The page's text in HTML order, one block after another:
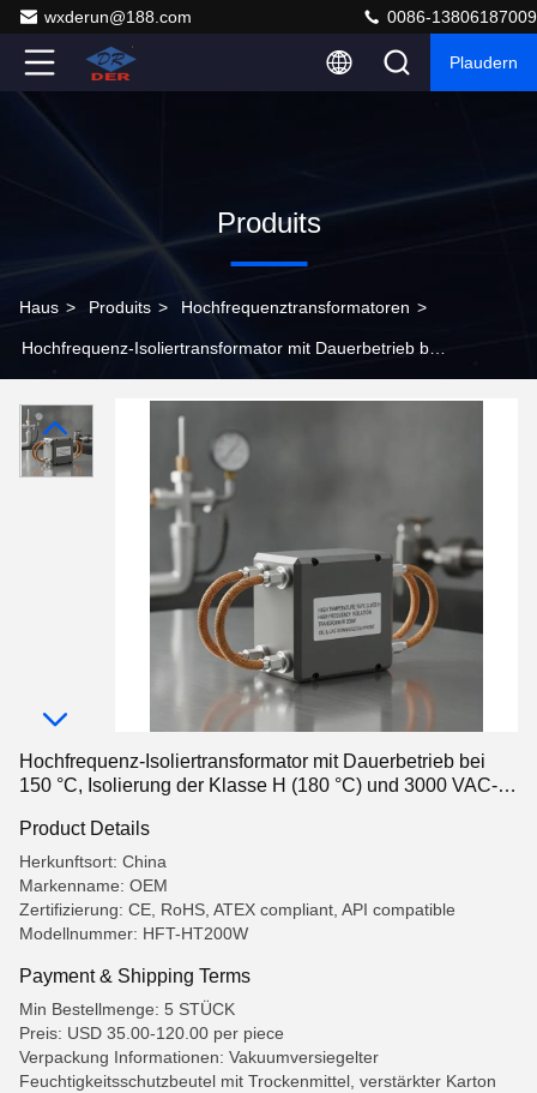
wxderun@188.com 0086-13806187009
Plaudern
Produits
Haus > Produits > Hochfrequenztransformatoren >
Hochfrequenz-Isoliertransformator mit Dauerbetrieb bei
Isolierung für Ölgas-Abgrundeinrichtungen
Hochfrequenz-Isoliertransformator mit Dauerbetrieb bei
150 °C, Isolierung der Klasse H (180 °C) und 3000 VAC-
Product Details
Herkunftsort: China
Markenname: OEM
Zertifizierung: CE, RoHS, ATEX compliant, API compatible
Modellnummer: HFT-HT200W
Payment & Shipping Terms
Min Bestellmenge: 5 STÜCK
Preis: USD 35.00-120.00 per piece
Verpackung Informationen: Vakuumversiegelter
Feuchtigkeitsschutzbeutel mit Trockenmittel, verstärkter Karton